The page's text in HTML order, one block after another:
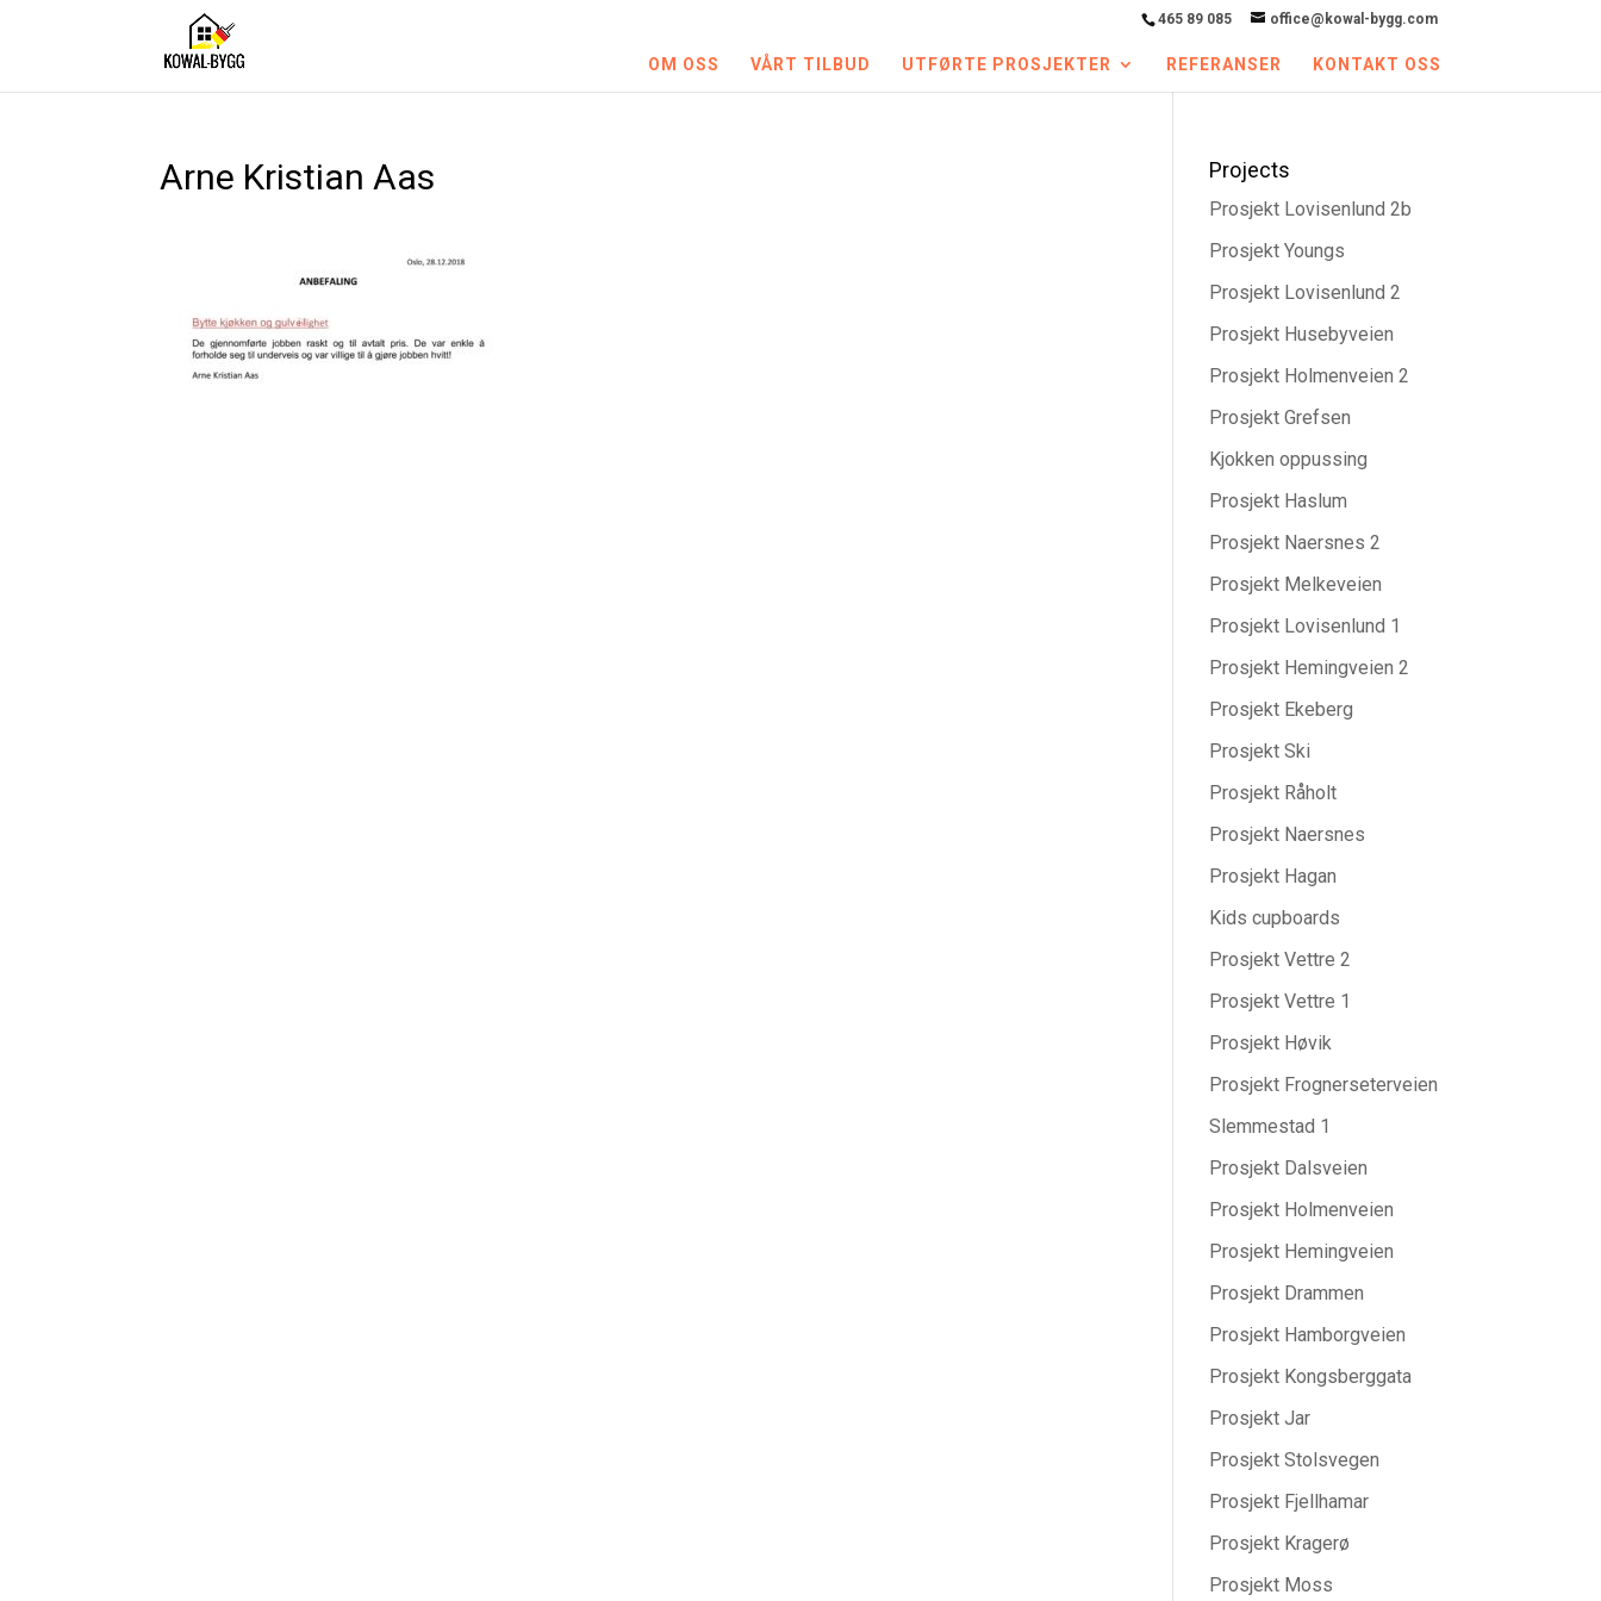
465 89 085 office@kowal-bygg.com
OM OSS VÅRT TILBUD UTFØRTE PROSJEKTER REFERANSER KONTAKT OSS
Arne Kristian Aas Projects
Prosjekt Lovisenlund 2b
Prosjekt Youngs
Prosjekt Lovisenlund 2
Prosjekt Husebyveien
Prosjekt Holmenveien 2
Prosjekt Grefsen
Kjokken oppussing
Prosjekt Haslum
Prosjekt Naersnes 2
Prosjekt Melkeveien
Prosjekt Lovisenlund 1
Prosjekt Hemingveien 2
Prosjekt Ekeberg
Prosjekt Ski
Prosjekt Råholt
Prosjekt Naersnes
Prosjekt Hagan
Kids cupboards
Prosjekt Vettre 2
Prosjekt Vettre 1
Prosjekt Høvik
Prosjekt Frognerseterveien
Slemmestad 1
Prosjekt Dalsveien
Prosjekt Holmenveien
Prosjekt Hemingveien
Prosjekt Drammen
Prosjekt Hamborgveien
Prosjekt Kongsberggata
Prosjekt Jar
Prosjekt Stolsvegen
Prosjekt Fjellhamar
Prosjekt Kragerø
Prosjekt Moss